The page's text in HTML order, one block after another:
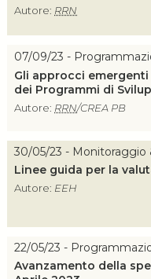
Autore: RRN
07/09/23 -
Gli approcci emergenti
dei Programmi di
Autore: RRN/CREA PB
30/05/23 - Monitoraggio
Linee guida per la
Autore: EEH
22/05/23 -
Avanzamento della